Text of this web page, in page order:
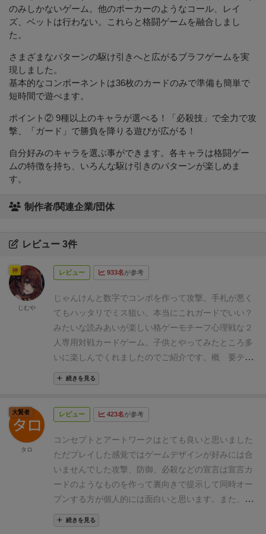
のみしかないゲーム。他のポーカーのようなコール、レイ
ズ、ベットは行わない。これらと格闘ゲームを融合しまし
た。
さまざまなパターンの駆け引きへと広がるブラフゲームを実
現しました。
基本的なコンポーネントは36枚のカードのみで準備も簡単で
短時間で遊べます。
ポイント② 9種以上のキャラが選べる！「必殺技」で全力で攻
撃、「ガード」で勝負を降りる遊びが広がる！
自分好みのキャラを選ぶ事ができます。各キャラは格闘ゲー
ムの特徴を持ち、いろんな駆け引きのパターンが楽しめま
す。
制作者/関連企業/団体
レビュー 3件
レビュー 933名が参考
じゃんけんと数字でコンボを作って攻撃。手札が悪く
てもハッタリでミス狙い。本当にこれガードでいい？
みたいな読みあいが楽しい格ゲーモチーフ心理戦な２
人専用対戦カードゲーム。子供とやってみたところ多
いに楽しんでくれましたのでご紹介です。 概 要テー
マ：（取説より引用）超高速かつ単純明快なAOF（ポ
ーカー）と格闘ゲームが融合した2択ブラフゲーム。
を繋いで「コンボ」を作ります。コンボ数が多い方が
のカード。これが基本で、後述の「必殺技」「ガー
ド」「キャラクターのスキル」によって変動します。
勝利条件： 先に相手に30ダメージ以上与えるか、後述
の「即死コンボ」を決めたら勝利。 コンポーネント
本セットはカードのみ。①攻撃に使うコンボカード9
枚×3色と、②キャラクターカード9枚の計36枚です。
続きを見る
神
じむや
レビュー 423名が参考
コンセプトとアートワークはとても良いと思いました
ただプレイした感覚ではゲームデザインが好みには合
いませんでした攻撃、防御、必殺などの宣言は宣言カ
ードのようなものを作って裏向きで提示して同時オー
プンする方が個人的には面白いと思います。
また、ラ
イフに関しては現状はダメージ与えるとカードが減っ
ていきますが個人的にはこの仕様はいらなくてダメー
続きを見る
大賢者
タロ